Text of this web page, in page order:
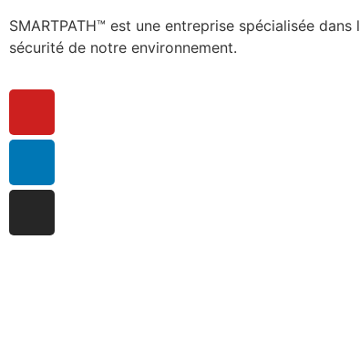
SMARTPATH™ est une entreprise spécialisée
sécurité de notre environnement.